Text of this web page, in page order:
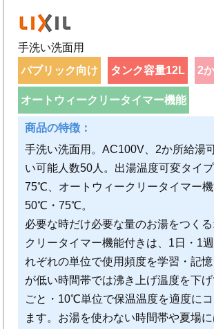
手洗い洗面用
パブリック向け
タンク容量12L 2
オートウィークリータイマー機能
手洗い洗面用。AC100V、2か所給湯
い可能人数50人。出湯温度可変タイ
75℃、オートウィークリータイマー
50℃・75℃。
必要な時だけ必要な量のお湯をつく
クリータイマー機能付きは、1日・1
れぞれの単位で使用頻度を学習・記
が低い時間帯では沸き上げ温度を下
ごと・10℃単位で保温温度を適度に
ます。お湯を使わない時間帯や夏場